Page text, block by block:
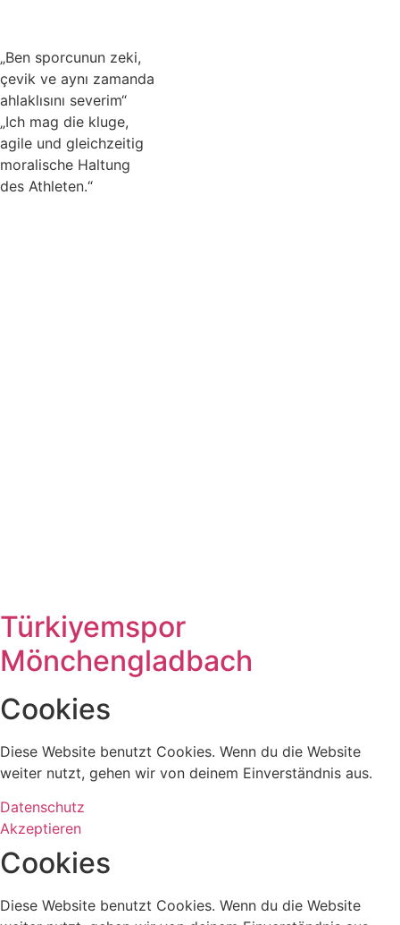
„Ben sporcunun zeki,
çevik ve aynı zamanda
ahlaklısını severim“
„Ich mag die kluge,
agile und gleichzeitig
moralische Haltung
des Athleten.“
Türkiyemspor
Mönchengladbach
Cookies
Diese Website benutzt Cookies. Wenn du die Website
weiter nutzt, gehen wir von deinem Einverständnis aus.
Datenschutz
Akzeptieren
Cookies
Diese Website benutzt Cookies. Wenn du die Website